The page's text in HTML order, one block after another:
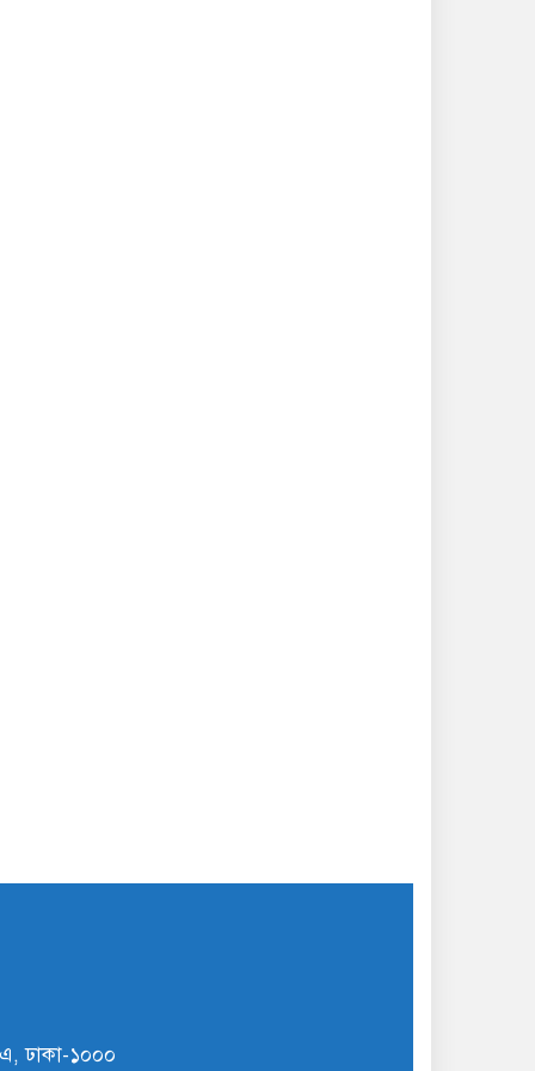
ঢাকা-১০০০